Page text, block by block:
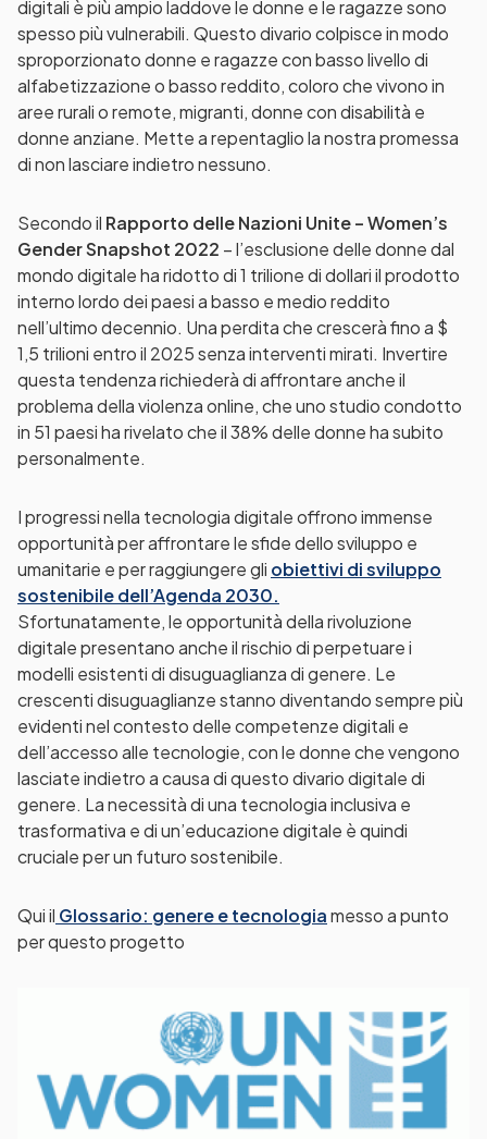
digitali è più ampio laddove le donne e le ragazze sono
spesso più vulnerabili. Questo divario colpisce in modo
sproporzionato donne e ragazze con basso livello di
alfabetizzazione o basso reddito, coloro che vivono in
aree rurali o remote, migranti, donne con disabilità e
donne anziane. Mette a repentaglio la nostra promessa
di non lasciare indietro nessuno.
Secondo il Rapporto delle Nazioni Unite – Women’s
Gender Snapshot 2022 – l’esclusione delle donne dal
mondo digitale ha ridotto di 1 trilione di dollari il prodotto
interno lordo dei paesi a basso e medio reddito
nell’ultimo decennio. Una perdita che crescerà fino a $
1,5 trilioni entro il 2025 senza interventi mirati. Invertire
questa tendenza richiederà di affrontare anche il
problema della violenza online, che uno studio condotto
in 51 paesi ha rivelato che il 38% delle donne ha subito
personalmente.
I progressi nella tecnologia digitale offrono immense
opportunità per affrontare le sfide dello sviluppo e
umanitarie e per raggiungere gli obiettivi di sviluppo
sostenibile dell’Agenda 2030.
Sfortunatamente, le opportunità della rivoluzione
digitale presentano anche il rischio di perpetuare i
modelli esistenti di disuguaglianza di genere. Le
crescenti disuguaglianze stanno diventando sempre più
evidenti nel contesto delle competenze digitali e
dell’accesso alle tecnologie, con le donne che vengono
lasciate indietro a causa di questo divario digitale di
genere. La necessità di una tecnologia inclusiva e
trasformativa e di un’educazione digitale è quindi
cruciale per un futuro sostenibile.
Qui il Glossario: genere e tecnologiamesso a punto
per questo progetto